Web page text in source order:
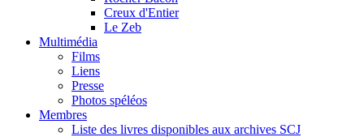
Creux d'Entier
Le Zeb
Multimédia
Films
Liens
Presse
Photos spéléos
Membres
Liste des livres disponibles aux archives SCJ